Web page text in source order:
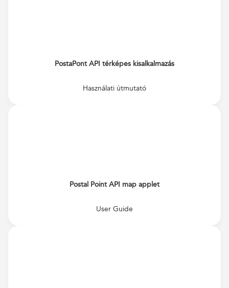
PostaPont API térképes kisalkalmazás
Használati útmutató
Postal Point API map applet
User Guide